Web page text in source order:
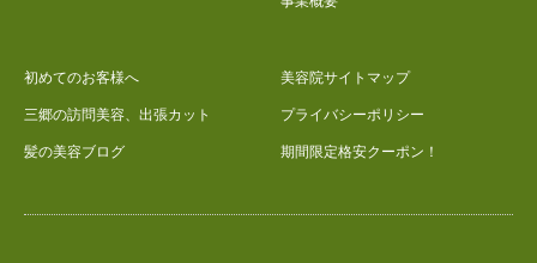
初めてのお客様へ
三郷の訪問美容、出張カット
髪の美容ブログ
美容院サイトマップ
プライバシーポリシー
期間限定格安クーポン！